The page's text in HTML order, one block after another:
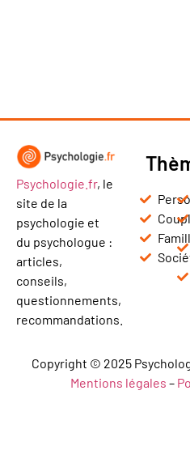
Psychologie.fr, le
site de la
psychologie et
du psychologue :
articles,
conseils,
questionnements,
recommandations.
Perso
Copyright © 2025
Mentions légales –